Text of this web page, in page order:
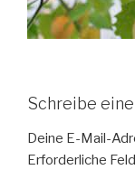
Schreibe
Deine E-Mail-
Erforderliche